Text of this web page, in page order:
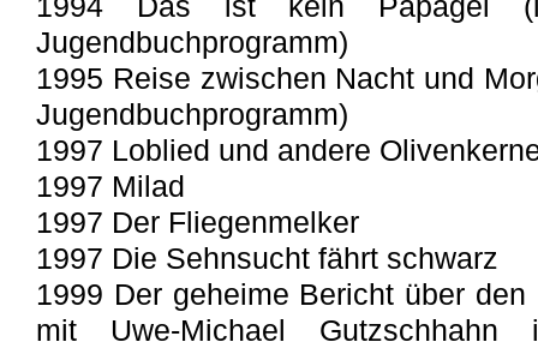
Jugendbuchprogramm)
1995 Reise zwischen Nacht und
Jugendbuchprogramm)
1997 Loblied und andere
1997 Milad
1997 Der Fliegenmelker
1997 Die Sehnsucht fährt schwarz
1999 Der geheime Bericht über
mit Uwe-Michael